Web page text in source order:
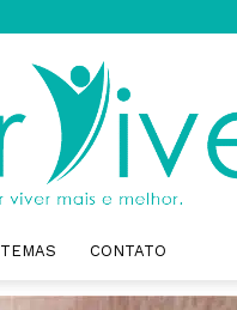
Saber
TEMAS CONTATO